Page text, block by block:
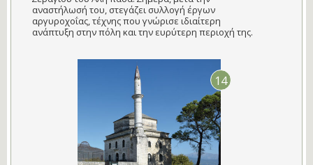
αναστήλωσή του, στεγάζει συλλογή έργων
αργυροχοΐας, τέχνης που γνώρισε ιδιαίτερη
ανάπτυξη στην πόλη και την ευρύτερη περιοχή της.
14